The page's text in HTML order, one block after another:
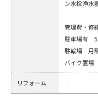
ン水栓浄水
管理費・修
駐車場有
駐輪場 月
バイク置
リフォーム ‐